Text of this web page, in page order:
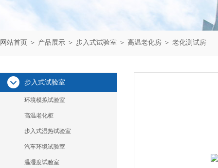
网站首页 ＞ 产品展示 ＞ 步入式试验室 ＞ 高温老化房 ＞ 老化测试房
步入式试验室
环境模拟试验室
高温老化柜
步入式湿热试验室
汽车环境试验室
温湿度试验室